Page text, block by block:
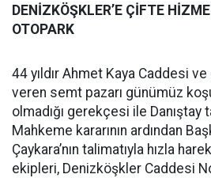
DENİZKÖŞKLER’E ÇİFTE
OTOPARK
44 yıldır Ahmet Kaya Caddesi
veren semt pazarı günümüz
olmadığı gerekçesi ile Danıştay
Mahkeme kararının ardından
Çaykara’nın talimatıyla hızla
ekipleri, Denizköşkler Caddesi